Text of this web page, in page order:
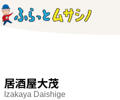
居酒屋大茂
Izakaya Daishige